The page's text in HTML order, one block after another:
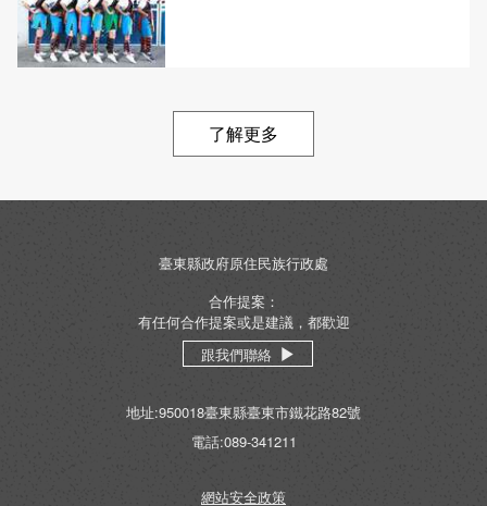
了解更多
臺東縣政府原住民族行政處
合作提案：
有任何合作提案或是建議，都歡迎
跟我們聯絡
地址:950018臺東縣臺東市鐵花路82號
電話:089-341211
網站安全政策